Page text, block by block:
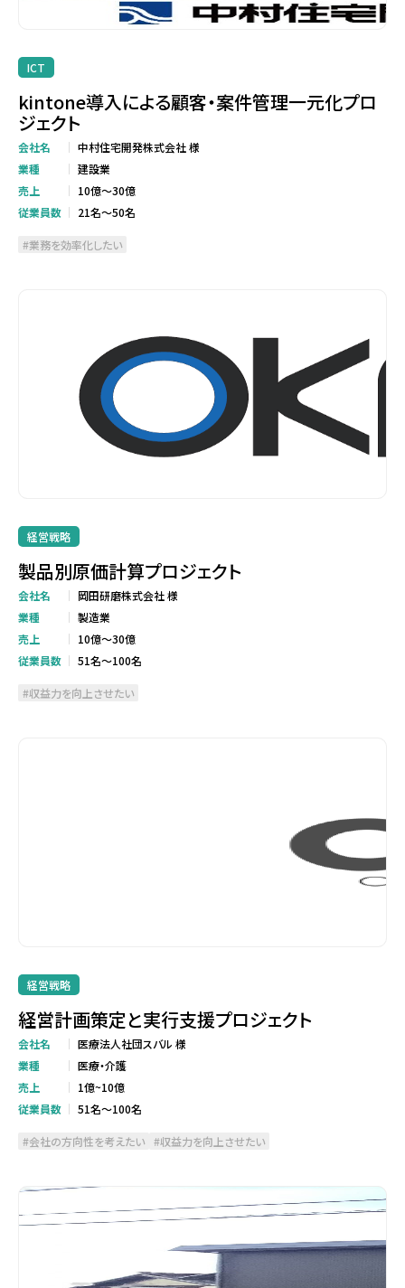
ICT
kintone導入による顧客・案件管理一元化プロ
ジェクト
会社名
中村住宅開発株式会社 様
業種
建設業
売上
10億～30億
従業員数
21名～50名
業務を効率化したい
経営戦略
製品別原価計算プロジェクト
会社名
岡田研磨株式会社 様
業種
製造業
売上
10億～30億
従業員数
51名～100名
収益力を向上させたい
経営戦略
経営計画策定と実行支援プロジェクト
会社名
医療法人社団スバル 様
業種
医療・介護
売上
1億~10億
従業員数
51名～100名
会社の方向性を考えたい 収益力を向上させたい